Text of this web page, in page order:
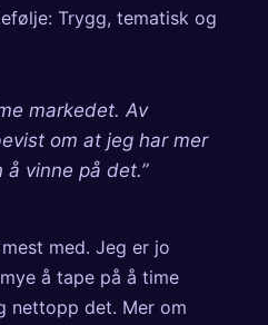
Trygg, tematisk og
markedet. Av
om at jeg har mer
vinne på det.”
med. Jeg er jo
å tape på å time
nettopp det. Mer om